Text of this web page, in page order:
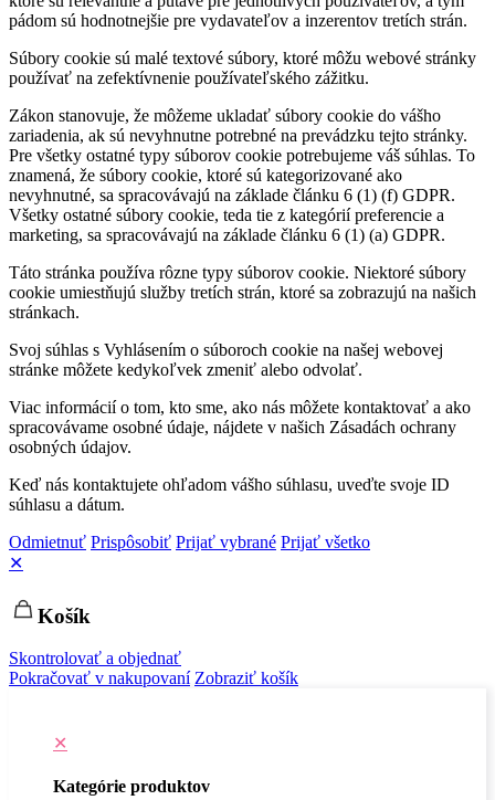
pádom sú hodnotnejšie pre vydavateľov a inzerentov tretích strán.
Súbory cookie sú malé textové súbory, ktoré môžu webové stránky
používať na zefektívnenie používateľského zážitku.
Zákon stanovuje, že môžeme ukladať súbory cookie do vášho
zariadenia, ak sú nevyhnutne potrebné na prevádzku tejto stránky.
Pre všetky ostatné typy súborov cookie potrebujeme váš súhlas. To
znamená, že súbory cookie, ktoré sú kategorizované ako
nevyhnutné, sa spracovávajú na základe článku 6 (1) (f) GDPR.
Všetky ostatné súbory cookie, teda tie z kategórií preferencie a
marketing, sa spracovávajú na základe článku 6 (1) (a) GDPR.
Táto stránka používa rôzne typy súborov cookie. Niektoré súbory
cookie umiestňujú služby tretích strán, ktoré sa zobrazujú na našich
stránkach.
Svoj súhlas s Vyhlásením o súboroch cookie na našej webovej
stránke môžete kedykoľvek zmeniť alebo odvolať.
Viac informácií o tom, kto sme, ako nás môžete kontaktovať a ako
spracovávame osobné údaje, nájdete v našich Zásadách ochrany
osobných údajov.
Keď nás kontaktujete ohľadom vášho súhlasu, uveďte svoje ID
súhlasu a dátum.
Odmietnuť Prispôsobiť Prijať vybrané Prijať všetko
✕
Košík
Skontrolovať a objednať
Pokračovať v nakupovaní Zobraziť košík
✕
Kategórie produktov